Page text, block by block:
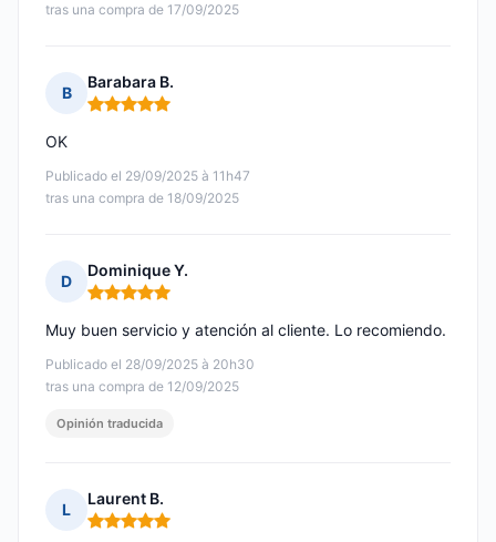
tras una compra de 17/09/2025
B
Barabara B.
Nota: 5 de 5
Publicado el 29/09/2025 à 11h47
tras una compra de 18/09/2025
OK
D
Dominique Y.
Nota: 5 de 5
Publicado el 28/09/2025 à 20h30
tras una compra de 12/09/2025
Muy buen servicio y atención al cliente. Lo recomiendo.
Opinión traducida
L
Laurent B.
Nota: 5 de 5